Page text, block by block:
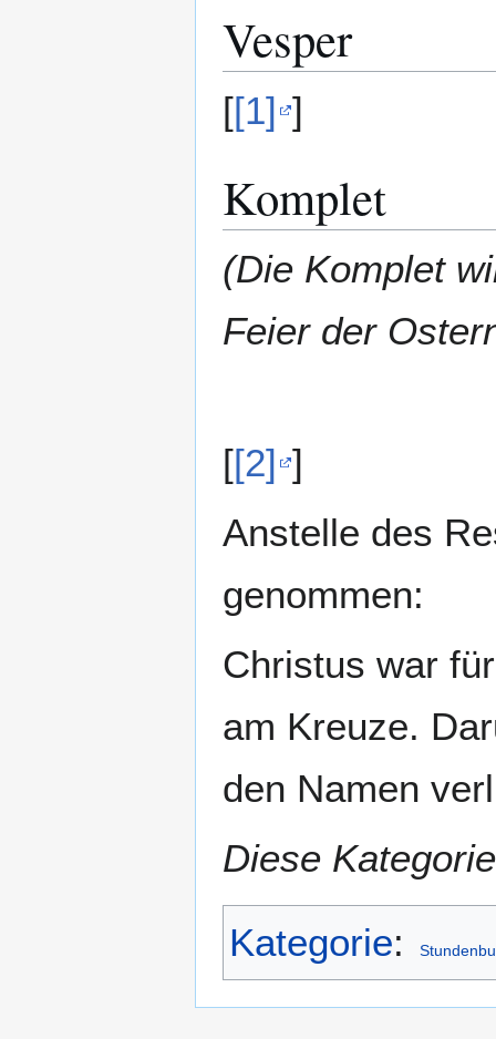
Vesper
[[1] ]
Komplet
(Die Komplet
Feier der
[[2] ]
Anstelle des
genommen:
Christus war
am Kreuze.
den Namen
Diese
Kategorie: